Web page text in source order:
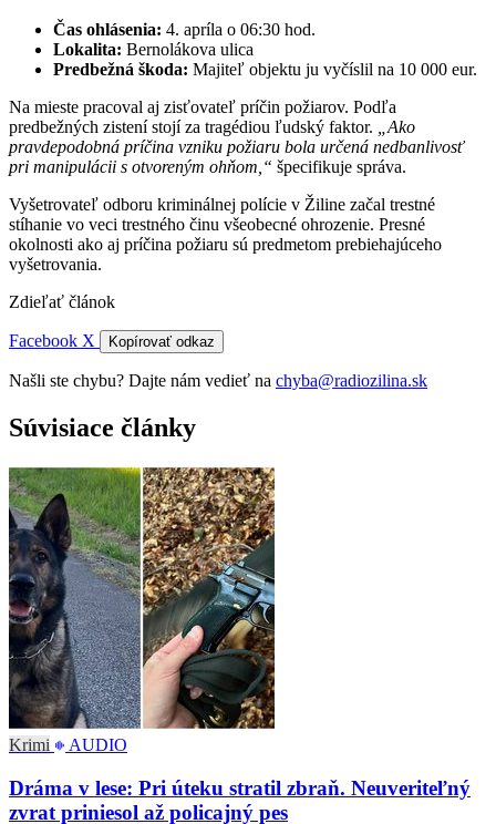
Čas ohlásenia: 4. apríla o 06:30 hod.
Lokalita: Bernolákova ulica
Predbežná škoda: Majiteľ objektu ju vyčíslil na 10 000 eur.
Na mieste pracoval aj zisťovateľ príčin požiarov. Podľa
predbežných zistení stojí za tragédiou ľudský faktor.
„Ako
pravdepodobná príčina vzniku požiaru bola určená nedbanlivosť
pri manipulácii s otvoreným ohňom,“ špecifikuje správa.
Vyšetrovateľ odboru kriminálnej polície v Žiline začal trestné
stíhanie vo veci trestného činu všeobecné ohrozenie. Presné
okolnosti ako aj príčina požiaru sú predmetom prebiehajúceho
vyšetrovania.
Zdieľať článok
Facebook X Kopírovať odkaz
Našli ste chybu? Dajte nám vedieť na chyba@radiozilina.sk
Súvisiace články
Krimi AUDIO
Dráma v lese: Pri úteku stratil zbraň. Neuveriteľný
zvrat priniesol až policajný pes